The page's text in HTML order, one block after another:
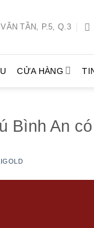
TẦN, P.5, Q.3
CỬA HÀNG
Bình An